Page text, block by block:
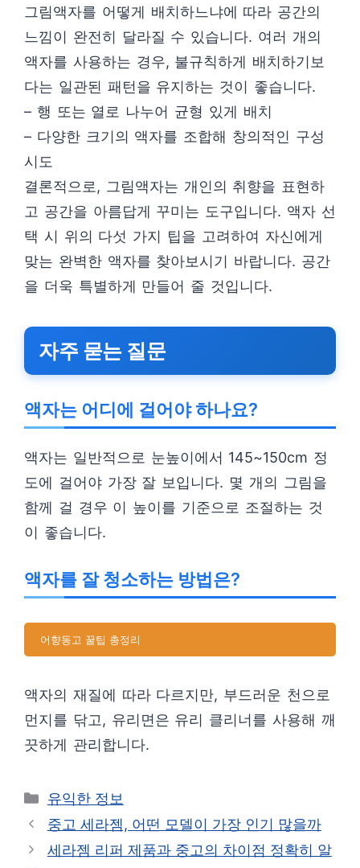
그림액자를 어떻게 배치하느냐에 따라 공간의
느낌이 완전히 달라질 수 있습니다. 여러 개의
액자를 사용하는 경우, 불규칙하게 배치하기보
다는 일관된 패턴을 유지하는 것이 좋습니다.
– 행 또는 열로 나누어 균형 있게 배치
– 다양한 크기의 액자를 조합해 창의적인 구성
시도
결론적으로, 그림액자는 개인의 취향을 표현하
고 공간을 아름답게 꾸미는 도구입니다. 액자 선
택 시 위의 다섯 가지 팁을 고려하여 자신에게
맞는 완벽한 액자를 찾아보시기 바랍니다. 공간
을 더욱 특별하게 만들어 줄 것입니다.
자주 묻는 질문
액자는 어디에 걸어야 하나요?
액자는 일반적으로 눈높이에서 145~150cm 정
도에 걸어야 가장 잘 보입니다. 몇 개의 그림을
함께 걸 경우 이 높이를 기준으로 조절하는 것
이 좋습니다.
액자를 잘 청소하는 방법은?
어향동고 꿀팁 총정리
액자의 재질에 따라 다르지만, 부드러운 천으로
먼지를 닦고, 유리면은 유리 클리너를 사용해 깨
끗하게 관리합니다.
카
테
리
유익한 정보
중고 세라젬, 어떤 모델이 가장 인기 많을까
세라젬 리퍼 제품과 중고의 차이점 정확히 알